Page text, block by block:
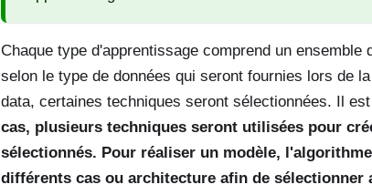
Chaque type d'apprentissage comprend un
selon le type de données qui seront fournies lors de
data, certaines techniques seront sélectionnées. Il
cas, plusieurs techniques seront utilisées pour
sélectionnés. Pour réaliser un modèle,
différents cas ou architecture afin de